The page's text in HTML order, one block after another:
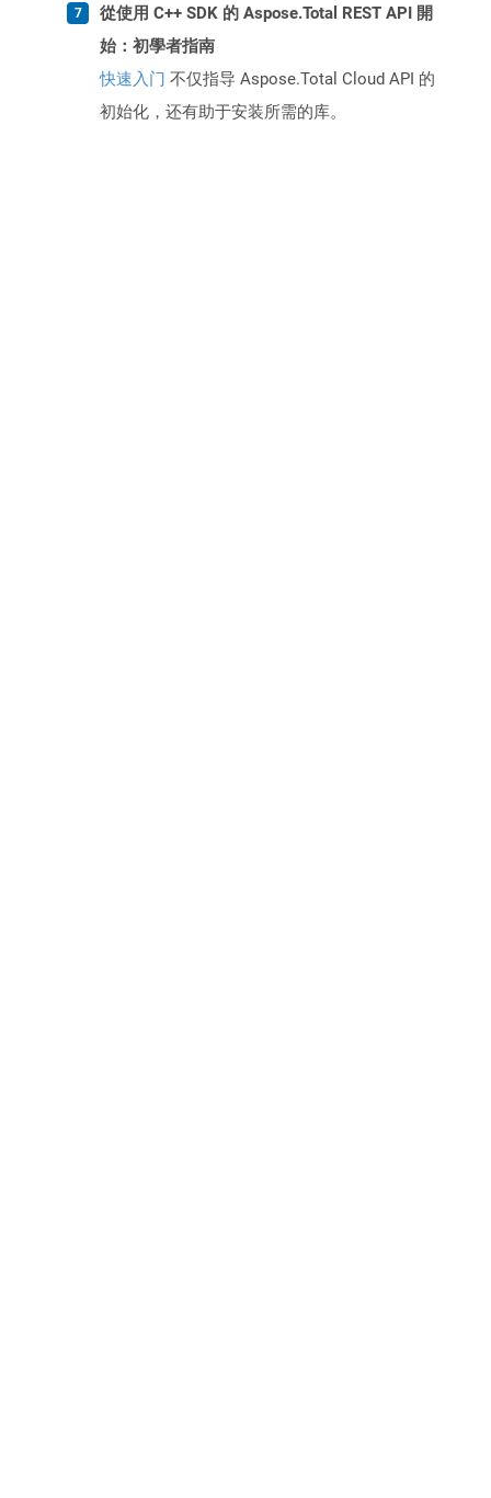
從使用 C++ SDK 的 Aspose.Total REST API 開
始：初學者指南
快速入门 不仅指导 Aspose.Total Cloud API 的
初始化，还有助于安装所需的库。